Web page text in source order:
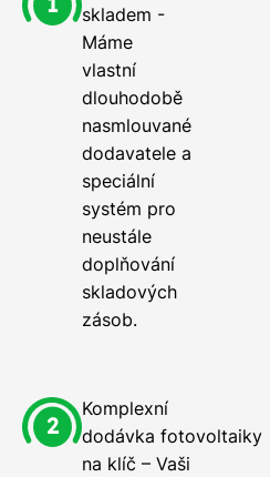
skladem -
Máme
vlastní
dlouhodobě
nasmlouvané
dodavatele a
speciální
systém pro
neustále
doplňování
skladových
zásob.
Komplexní
dodávka fotovoltaiky
na klíč – Vaši